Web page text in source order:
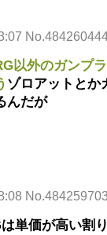
以外のガンプ
ゾロアットとか
んだが
No.484259703
単価が高い割